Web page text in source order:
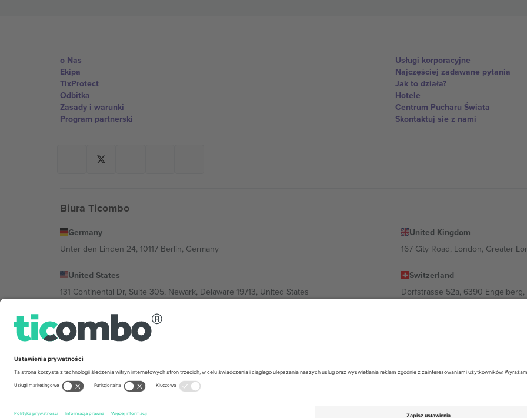
o Nas
Ekipa
TixProtect
Odbitka
Zasady i warunki
Program partnerski
Usługi korporacyjne
Najczęściej zadawane pytania
Jak to działa?
Hotele
Centrum Pucharu Świata
Skontaktuj sie z nami
Biura Ticombo
Germany
Unter den Linden 24, 10117 Berlin, Germany
United Kingdom
167 City Road, London, Greater
United States
131 Continental Dr, Suite 305, Newark, Delaware 19713, United States
Switzerland
Dorfstrasse 52a, 6390
Bulgaria
Regus Sofia City West, bul Totleben 53-55, 1606 Sofia, Bulgaria
Mexico
Av Chapultepec 360, Roma Norte, Cuauhtémoc, 06700 Ciudad de México, CDMX, Mexico
wydarzenia, stopkę i regulamin.,
© 2026 Ticombo. Wszelkie prawa zastrzeżone.